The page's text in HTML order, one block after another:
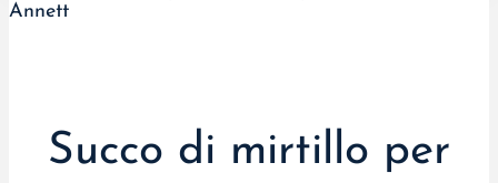
Succo di mirtillo per